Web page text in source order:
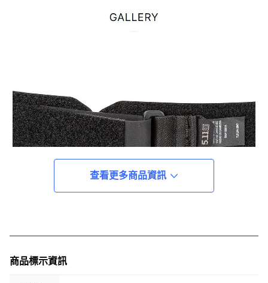
查看更多商品資訊
商品標示資訊